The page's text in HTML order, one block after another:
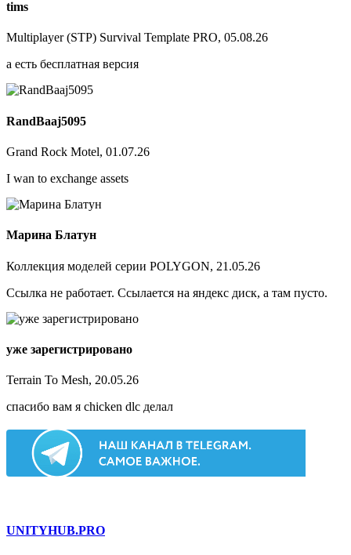
tims
Multiplayer (STP) Survival Template PRO, 05.08.26
а есть бесплатная версия
RandBaaj5095
Grand Rock Motel, 01.07.26
I wan to exchange assets
Марина Блатун
Коллекция моделей серии POLYGON, 21.05.26
Ссылка не работает. Ссылается на яндекс диск, а там пусто.
уже зарегистрировано
Terrain To Mesh, 20.05.26
спасибо вам я chicken dlc делал
UNITYHUB.PRO